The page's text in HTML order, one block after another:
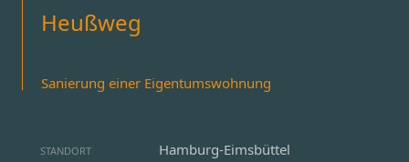
Heußweg
Sanierung einer Eigentumswohnung
STANDORT Hamburg-Eimsbüttel